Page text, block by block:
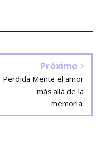
Próximo
Perdida Mente el amor
más allá de la
memoria.